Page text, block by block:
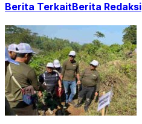
Berita TerkaitBerita Redaksi